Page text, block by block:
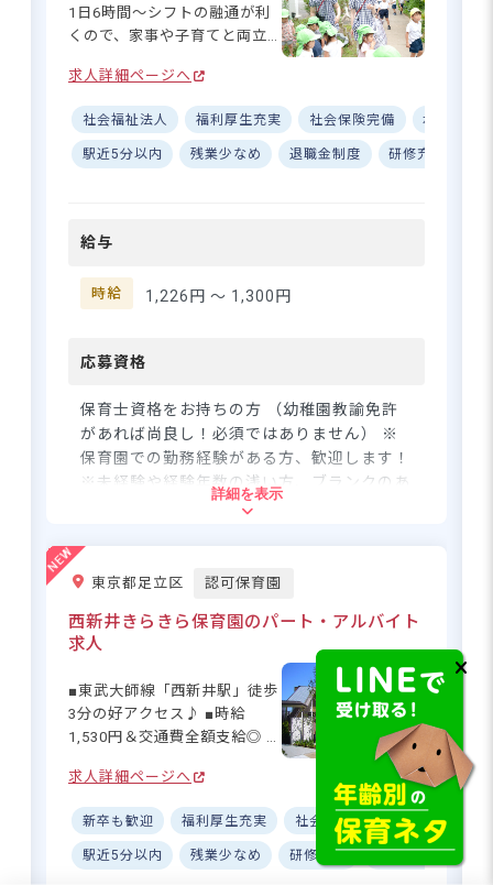
1日6時間～シフトの融通が利
くので、家事や子育てと両立
みも取りやすく、急なお休み
の際も「すみません」より
「ありがとう」の言葉が根づ
く温かい環境。無理なく安心
を評価。経験者の方はもちろ
方・ブランクがある方も大歓
迎！人柄や笑顔を重視してい
求人詳細ページへ
社会福祉法人 福利厚生充実 社会保険完備 ボーナス
駅近5分以内 残業少なめ 退職金制度 研修充実
給与
時給 1,226円 〜 1,300円
応募資格
保育士資格をお持ちの方 （幼稚園教諭免許
があれば尚良し！必須ではありません） ※
保育園での勤務経験がある方、歓迎します！
※未経験や経験年数の浅い方、ブランクのあ
る方ももちろんOK。人柄を重視していま
にて同園の保育士・正社員も募集中です！
◆別ページにて北海道／東京都／千葉県／茨
東京都足立区神明2-10-4
つくばエクスプレス「八潮駅」より徒歩
「八潮駅」から路線バス、「神明二丁
目」下車、徒歩3分
※閑静な住宅街エリアにあります。
詳細を表示
東京都足立区 認可保育園
西新井きらきら保育園のパート・アルバイト
求人
■東武大師線「西新井駅」徒歩
3分の好アクセス♪ ■時給
1,530円＆交通費全額支給◎ ■
く働ける☆ ■3時間からOK！家
庭と両立しやすい♪ ーー【子
どもたちの笑顔があふれる、
アットホームな保育園】 西新
求人詳細ページへ
新卒も歓迎 福利厚生充実 社会保険完備 ボーナス・
駅近5分以内 残業少なめ 研修充実 複数園あり